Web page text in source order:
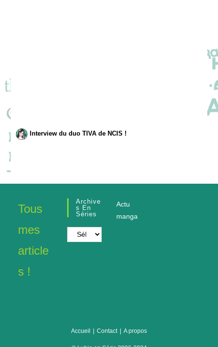
Interview du duo TIVA de NCIS !
Tous
mes
article
s !
Archive
S En
Séries
Archives
en
Actu
manga
Accueil Contact A propos